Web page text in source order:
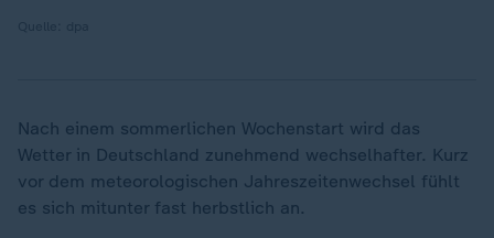
Nach einem sommerlichen Wochenstart wird das
Wetter in Deutschland zunehmend wechselhafter. Kurz
vor dem meteorologischen Jahreszeitenwechsel fühlt
es sich mitunter fast herbstlich an.